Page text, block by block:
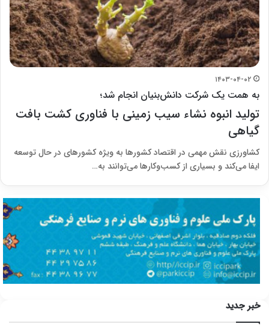
۱۴۰۳-۰۴-۰۲
به همت یک شرکت دانش‌بنیان انجام شد؛
تولید انبوه نشاء سیب زمینی با فناوری‌ کشت بافت
گیاهی
کشاورزی نقش مهمی در اقتصاد کشورها به ویژه کشورهای در حال توسعه
ایفا می‌کند و بسیاری از کسب‌وکارها می‌توانند به…
خبر جدید